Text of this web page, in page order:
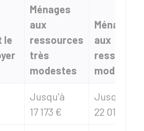
le
Ménages
aux
ressources
très
modestes
Ménages
aux
modestes
Jusqu'à
17 173 €
Jusqu'à
22 015 €